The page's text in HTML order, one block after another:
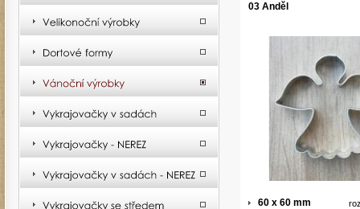
03 Anděl
60 x 60 mm